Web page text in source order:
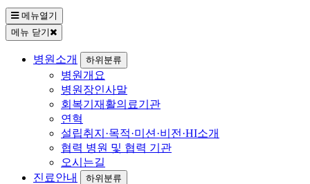
메뉴열기
메뉴 닫기
병원소개 하위분류
병원개요
병원장인사말
회복기재활의료기관
연혁
설립취지·목적·미션·비전·HI소개
협력 병원 및 협력 기관
오시는길
진료안내
하위분류